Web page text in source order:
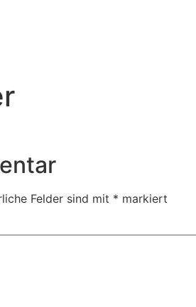
Felder sind mit * markiert